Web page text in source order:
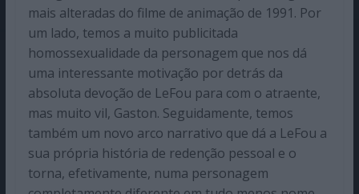
mais alteradas do filme de animação de 1991. Por
um lado, temos a muito publicitada
homossexualidade da personagem que nos dá
uma interessante motivação por detrás da
absoluta devoção de LeFou para com o atraente,
mas muito vil, Gaston. Seguidamente, temos
também um novo arco narrativo que dá a LeFou a
sua própria história de redenção pessoal e o
torna, efetivamente, numa personagem